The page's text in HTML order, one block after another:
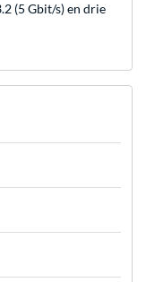
(5 Gbit/s) en drie